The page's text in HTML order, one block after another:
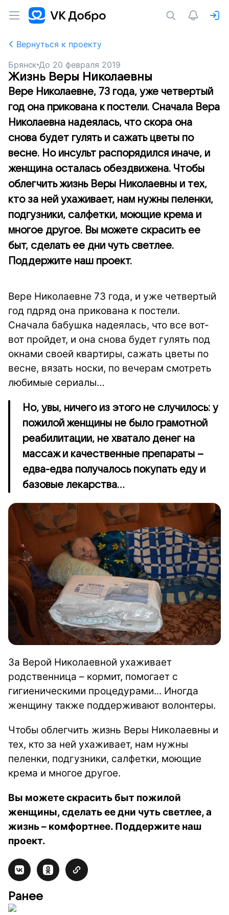
Вернуться к проекту
Брянск До 20 февраля 2019
Жизнь Веры Николаевны
Вере Николаевне, 73 года, уже четвертый
год она прикована к постели. Сначала Вера
Николаевна надеялась, что скора она
снова будет гулять и сажать цветы по
весне. Но инсульт распорядился иначе, и
женщина осталась обездвижена. Чтобы
облегчить жизнь Веры Николаевны и тех,
кто за ней ухаживает, нам нужны пеленки,
подгузники, салфетки, моющие крема и
многое другое. Вы можете скрасить ее
быт, сделать ее дни чуть светлее.
Поддержите наш проект.
Вере Николаевне 73 года, и уже четвертый
год пдряд она прикована к постели.
Сначала бабушка надеялась, что все вот-
вот пройдет, и она снова будет гулять под
окнами своей квартиры, сажать цветы по
весне, вязать носки, по вечерам смотреть
любимые сериалы…
Но, увы, ничего из этого не случилось: у
пожилой женщины не было грамотной
реабилитации, не хватало денег на
массаж и качественные препараты –
едва-едва получалось покупать еду и
базовые лекарства...
За Верой Николаевной ухаживает
родственница – кормит, помогает с
гигиеническими процедурами... Иногда
женщину также поддерживают волонтеры.
Чтобы облегчить жизнь Веры Николаевны и
тех, кто за ней ухаживает, нам нужны
пеленки, подгузники, салфетки, моющие
крема и многое другое.
Вы можете скрасить быт пожилой
женщины, сделать ее дни чуть светлее, а
жизнь – комфортнее. Поддержите наш
проект.
Ранее